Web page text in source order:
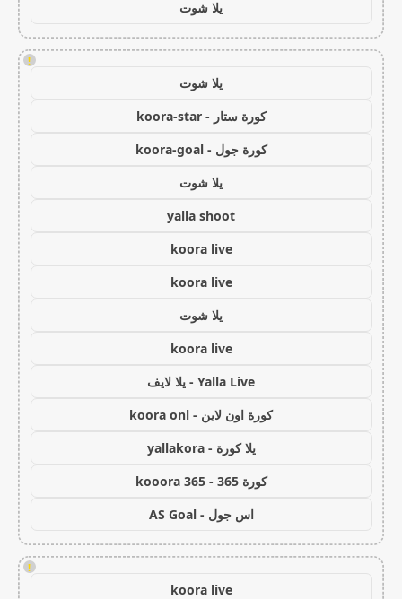
يلا شوت
!
يلا شوت
كورة ستار - koora-star
كورة جول - koora-goal
يلا شوت
yalla shoot
koora live
koora live
يلا شوت
koora live
Yalla Live - يلا لايف
كورة اون لاين - koora onl
يلا كورة - yallakora
كورة 365 - kooora 365
اس جول - AS Goal
!
koora live